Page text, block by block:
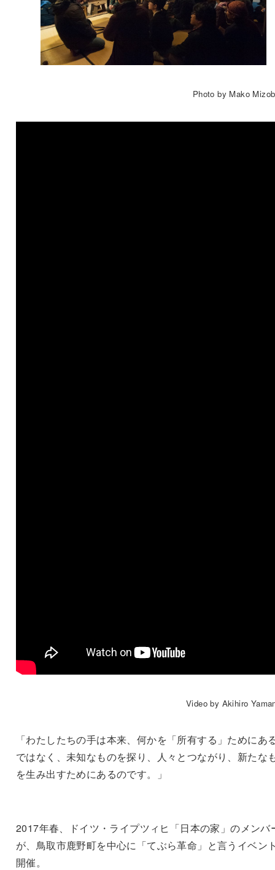
Photo by Mako
Video by Akihiro
「わたしたちの手は本来、何かを「所有する」ためにあ
ではなく、未知なものを探り、人々とつながり、新たな
を生み出すためにあるのです。」
2017年春、ドイツ・ライプツィヒ「日本の家」のメンバ
が、鳥取市鹿野町を中心に「てぶら革命」と言うイベン
開催。